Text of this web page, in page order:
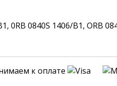
0840S 1406/B1, ORB
к оплате